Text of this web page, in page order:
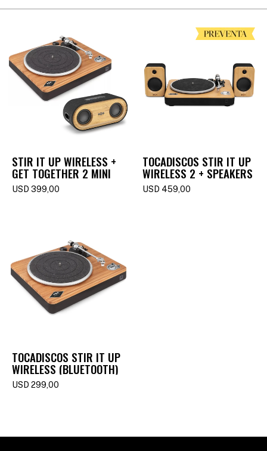
STIR IT UP WIRELESS +
GET TOGETHER 2 MINI
USD 399,00
TOCADISCOS STIR IT UP
WIRELESS 2 + SPEAKERS
USD 459,00
TOCADISCOS STIR IT UP
WIRELESS (BLUETOOTH)
USD 299,00